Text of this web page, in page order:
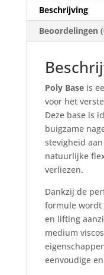
Beschrijving
Beoordelingen
Poly Baseis
voor het
Deze base is
buigzame
stevigheid
natuurlijke
verliezen.
Dankzij de
formule wordt
en lifting
medium
eenvoudige